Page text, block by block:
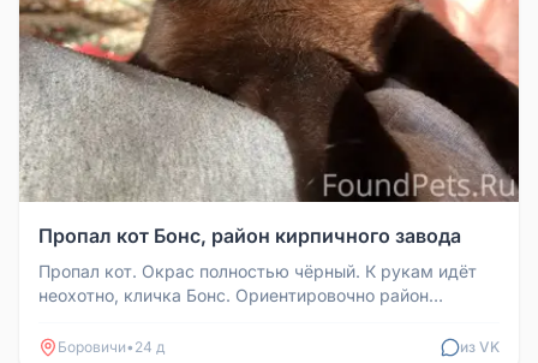
Пропал кот Бонс, район кирпичного завода
Пропал кот. Окрас полностью чёрный. К рукам идёт
неохотно, кличка Бонс. Ориентировочно район
Боровичи• 24 д из VK